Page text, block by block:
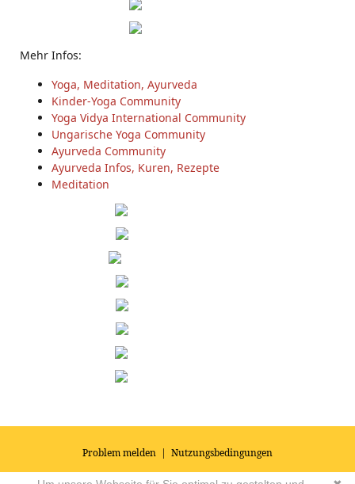
Mehr Infos:
Yoga, Meditation, Ayurveda
Kinder-Yoga Community
Yoga Vidya International Community
Ungarische Yoga Community
Ayurveda Community
Ayurveda Infos, Kuren, Rezepte
Meditation
Problem melden | Nutzungsbedingungen
© 2026Impressum|Datenschutz|AGB's| Yoga Vidya Community -